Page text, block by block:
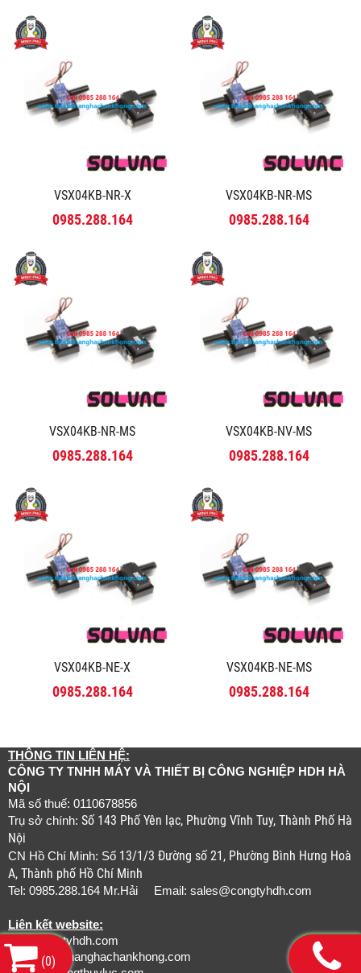
VSX04KB-NR-X
0985.288.164
VSX04KB-NR-MS
0985.288.164
VSX04KB-NR-MS
0985.288.164
VSX04KB-NV-MS
0985.288.164
VSX04KB-NE-X
0985.288.164
VSX04KB-NE-MS
0985.288.164
THÔNG TIN LIÊN HỆ:
CÔNG TY TNHH MÁY VÀ THIẾT BỊ CÔNG NGHIỆP HDH HÀ
NỘI
Mã số thuế: 0110678856
Trụ sở chính: Số 143 Phố Yên lạc, Phường Vĩnh Tuy, Thành Phố Hà
Nội
CN Hồ Chí Minh: Số 13/1/3 Đường số 21, Phường Bình Hưng Hoà
A, Thành phố Hồ Chí Minh
Tel: 0985.288.164 Mr.Hải Email: sales@congtyhdh.com
Liên kết website:
www.congtyhdh.com
www.thietbinanghachankhong.com
(0)